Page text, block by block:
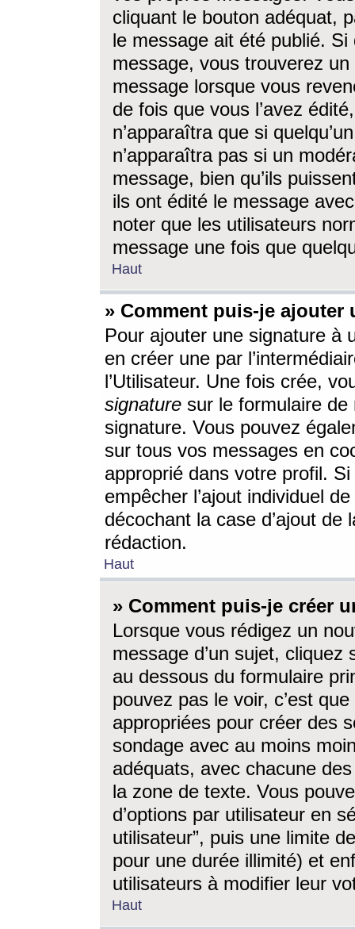
cliquant le bouton adéquat,
le message ait été publié. Si
message, vous trouverez
message lorsque vous
de fois que vous l’avez
n’apparaîtra que si
n’apparaîtra pas si un
message, bien qu’ils
ils ont édité le message
noter que les utilisateurs
message une fois que
Haut
» Comment puis-je ajouter
Pour ajouter une signature à
en créer une par
l’Utilisateur. Une fois crée,
signature sur le formulaire de
signature. Vous pouvez
sur tous vos messages en
approprié dans votre profil.
empêcher l’ajout individuel
décochant la case d’ajout
rédaction.
Haut
» Comment puis-je créer
Lorsque vous rédigez un
message d’un sujet, cliquez
au dessous du formulaire
pouvez pas le voir, c’est
appropriées pour créer des
sondage avec au moins
adéquats, avec chacune
la zone de texte. Vous
d’options par utilisateur en
utilisateur”, puis une limite
pour une durée illimité) et
utilisateurs à modifier leur
Haut